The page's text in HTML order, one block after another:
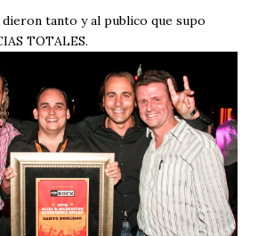
tanto y al publico que supo
TOTALES.